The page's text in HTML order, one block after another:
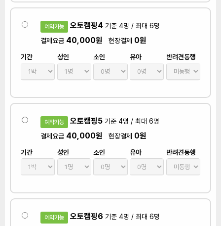
예약가능 오토캠핑4 기준 4명 / 최대 6명
결제요금 40,000원 현장결제 0원
기간 성인 소인 유아 반려견동행
예약가능 오토캠핑5 기준 4명 / 최대 6명
결제요금 40,000원 현장결제 0원
기간 성인 소인 유아 반려견동행
예약가능 오토캠핑6 기준 4명 / 최대 6명